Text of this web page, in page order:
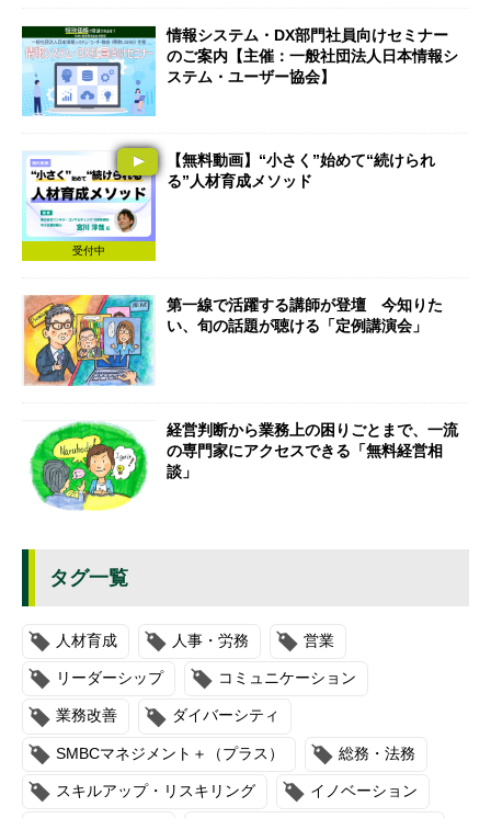
情報システム・DX部門社員向けセミナー
のご案内【主催：一般社団法人日本情報シ
ステム・ユーザー協会】
受付中
【無料動画】“小さく”始めて“続けられ
る”人材育成メソッド
第一線で活躍する講師が登壇 今知りた
い、旬の話題が聴ける「定例講演会」
経営判断から業務上の困りごとまで、一流
の専門家にアクセスできる「無料経営相
談」
タグ一覧
人材育成 人事・労務 営業
リーダーシップ コミュニケーション
業務改善 ダイバーシティ
SMBCマネジメント＋（プラス） 総務・法務
スキルアップ・リスキリング イノベーション